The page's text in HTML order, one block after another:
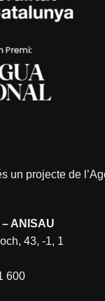
un projecte de l’
ANISAU
43, -1, 1
600